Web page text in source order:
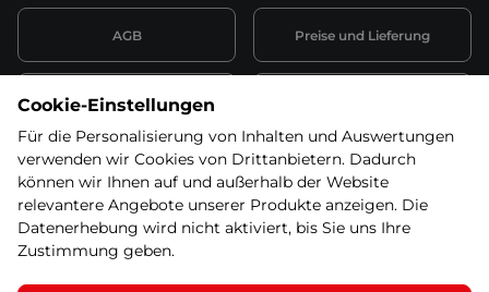
AGB Preise und Lieferung
Datenschutzerklärung
Wiederufsbelehrung mit Link
zum Formular
Batterieentsorgung
Informationen zu Elektro-
und Elektonikgeräten
Widerruf erklären
Cookie-Einstellungen
Für die Personalisierung von Inhalten und Auswertungen
verwenden wir Cookies von Drittanbietern. Dadurch
können wir Ihnen auf und außerhalb der Website
relevantere Angebote unserer Produkte anzeigen. Die
Datenerhebung wird nicht aktiviert, bis Sie uns Ihre
Zustimmung geben.